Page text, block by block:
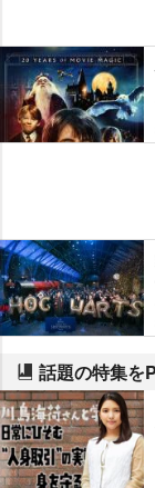
話題の特集を